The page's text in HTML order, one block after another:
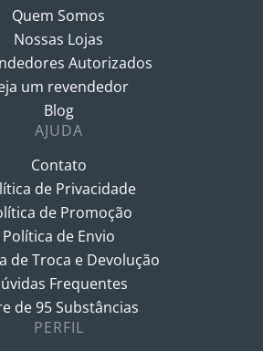
Quem Somos
Nossas Lojas
Autorizados
um revendedor
Blog
AJUDA
Contato
de Privacidade
de Promoção
Política de Envio
de Troca e Devolução
Frequentes
de 95 Substâncias
PERFIL